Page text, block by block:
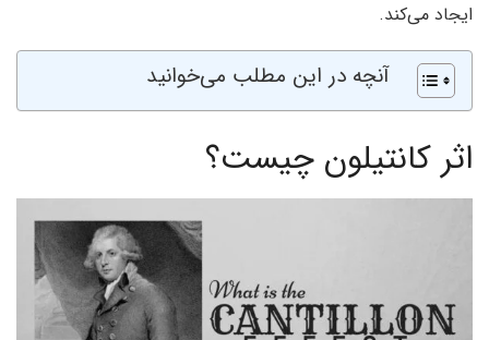
ایجاد می‌کند.
آنچه در این مطلب می‌خوانید
اثر کانتیلون چیست؟